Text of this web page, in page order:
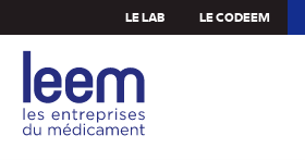
au
contenu
principal
LE LAB LE CODEEM